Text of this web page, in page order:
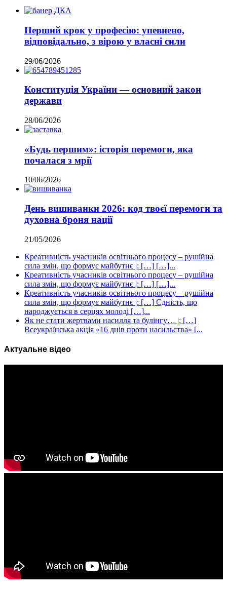
Перший крок у професію: упевнено,
відповідально, з вірою у власні сили
29/06/2026
Конституція України — основний закон
держави
28/06/2026
«Будь першим»: історія перемоги, яка
почалася з мрії
10/06/2026
День вишиванки 2026: код твоєї перемоги та
духовна броня нації
21/05/2026
Креативність учасників освітнього процесу – рушійна
сила змін, що формує майбутнє |: […] […]...
Креативність учасників освітнього процесу – рушійна
сила змін, що формує майбутнє |: […] […]...
Креативність учасників освітнього процесу – рушійна
сила змін, що формує майбутнє |: […] Єдність, що
народжується в серцях молоді […]...
Як не стати жертвами насилля та булінгу… |: […]
Всеукраїнська акція «16 днів проти насильства» [...
Актуальне відео